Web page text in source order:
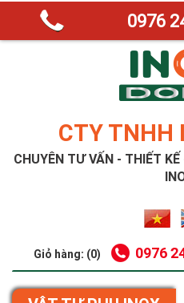
CTY TNHH
CHUYÊN TƯ VẤN - THIẾT
Giỏ hàng: (0) 0976
0976